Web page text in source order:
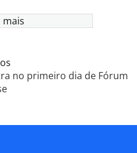
mais
no primeiro dia de Fórum